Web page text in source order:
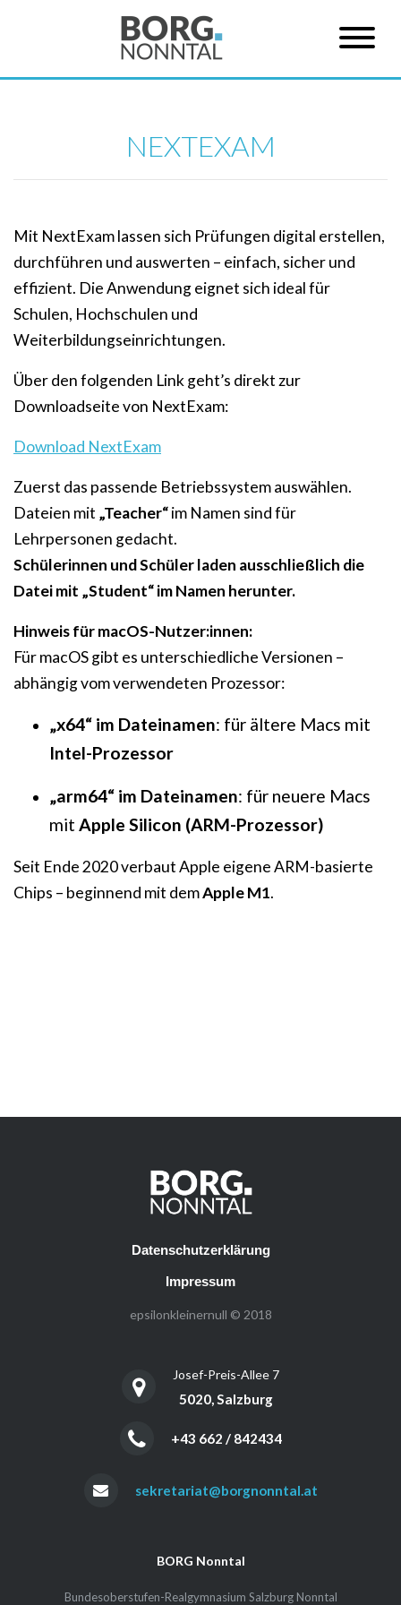
NEXTEXAM
Mit NextExam lassen sich Prüfungen digital erstellen,
durchführen und auswerten – einfach, sicher und
effizient. Die Anwendung eignet sich ideal für
Schulen, Hochschulen und
Weiterbildungseinrichtungen.
Über den folgenden Link geht’s direkt zur
Downloadseite von NextExam:
Download NextExam
Zuerst das passende Betriebssystem auswählen.
Dateien mit „Teacher“im Namen sind für
Lehrpersonen gedacht.
Schülerinnen und Schüler laden ausschließlich die
Datei mit „Student“ im Namen herunter.
Hinweis für macOS-Nutzer:innen:
Für macOS gibt es unterschiedliche Versionen –
abhängig vom verwendeten Prozessor:
„x64“ im Dateinamen: für ältere Macs mit
Intel-Prozessor
„arm64“ im Dateinamen: für neuere Macs
mit Apple Silicon (ARM-Prozessor)
Seit Ende 2020 verbaut Apple eigene ARM-basierte
Chips – beginnend mit demApple M1.
Datenschutzerklärung
Impressum
epsilonkleinernull © 2018
Josef-Preis-Allee 7
5020, Salzburg
+43 662 / 842434
sekretariat@borgnonntal.at
BORG Nonntal
Bundesoberstufen-Realgymnasium Salzburg Nonntal